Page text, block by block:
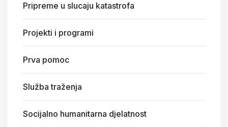
Pripreme u slucaju katastrofa
Projekti i programi
Prva pomoc
Služba traženja
Socijalno humanitarna djelatnost